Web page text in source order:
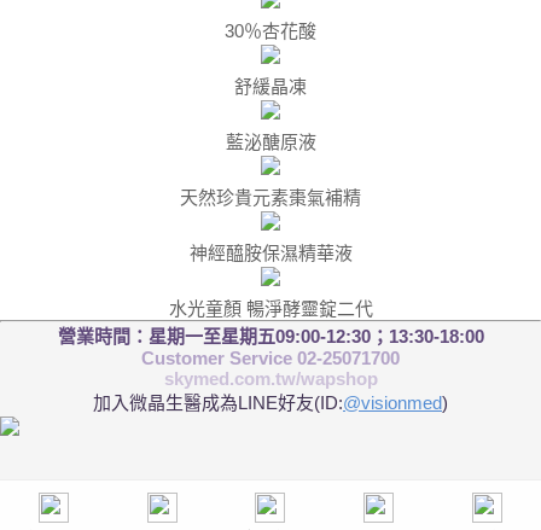
30％杏花酸
舒緩晶凍
藍泌醣原液
天然珍貴元素棗氣補精
神經醯胺保濕精華液
水光童顏 暢淨酵靈錠二代
營業時間：星期一至星期五09:00-12:30；13:30-18:00
Customer Service 02-25071700
skymed.com.tw/wapshop
加入微晶生醫成為LINE好友(ID:@visionmed)